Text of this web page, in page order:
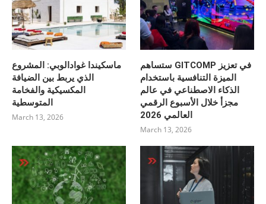
ماسكيندا غوادالوبي: المشروع
الذي يربط بين الضيافة
المكسيكية والفخامة
المتوسطية
March 13, 2026
ستساهم GITCOMP في تعزيز
الميزة التنافسية باستخدام
الذكاء الاصطناعي في عالم
مجزأ خلال الأسبوع الرقمي
العالمي 2026
March 13, 2026